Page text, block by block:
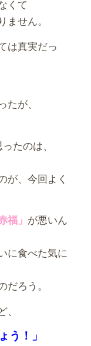
くて
せん。
は真実だっ
が、
たのは、
が、今回よく
福」 が悪いん
に食べた気に
ろう。
う！」